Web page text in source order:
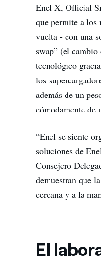
Enel X, Official
que permite a los
vuelta - con una
swap” (el
tecnológico
los
además de un
cómodamente de
“Enel se siente
soluciones de
Consejero
demuestran que
cercana y a la
El